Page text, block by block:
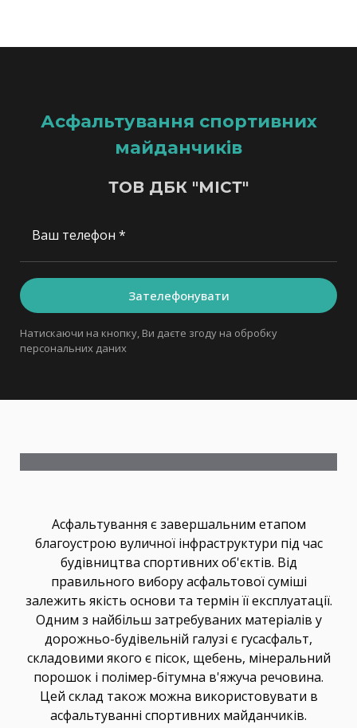
Асфальтування спортивних
майданчиків
ТОВ ДБК "МІСТ"
Ваш телефон *
Зателефонувати
Натискаючи на кнопку, Ви даєте згоду на обробку
персональних даних
Асфальтування є завершальним етапом
благоустрою вуличної інфраструктури під час
будівництва спортивних об'єктів. Від
правильного вибору асфальтової суміші
залежить якість основи та термін її експлуатації.
Одним з найбільш затребуваних матеріалів у
дорожньо-будівельній галузі є гусасфальт,
складовими якого є пісок, щебень, мінеральний
порошок і полімер-бітумна в'яжуча речовина.
Цей склад також можна використовувати в
асфальтуванні спортивних майданчиків.